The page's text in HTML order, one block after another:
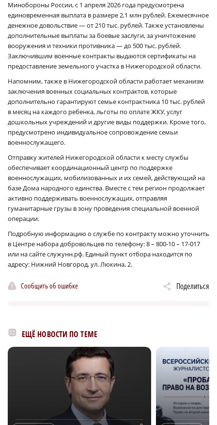
Минобороны России, с 1 апреля 2026 года предусмотрена
единовременная выплата в размере 2,1 млн рублей. Ежемесячное
денежное довольствие — от 210 тыс. рублей. Также установлены
дополнительные выплаты за боевые заслуги, за уничтожение
вооружения и техники противника — до 500 тыс. рублей.
Заключившим военные контракты выдаются сертификаты на
предоставление земельного участка в Нижегородской области.
Напомним, также в Нижегородской области работает механизм
заключения военных социальных контрактов, которые
дополнительно гарантируют семье контрактника 10 тыс. рублей
в месяц на каждого ребенка, льготы по оплате ЖКУ, услуг
дошкольных учреждений и другие виды поддержки. Кроме того,
предусмотрено индивидуальное сопровождение семьи
военнослужащего.
Отправку жителей Нижегородской области к месту службы
обеспечивает координационный центр по поддержке
военнослужащих, мобилизованных и их семей, действующий на
базе Дома народного единства. Вместе с тем регион продолжает
активно поддерживать военнослужащих, отправляя
гуманитарные грузы в зону проведения специальной военной
операции.
Подробную информацию о службе по контракту можно уточнить
в Центре набора добровольцев по телефону: 8 – 800-10 – 17-017
или на сайте служунн.рф. Единый пункт отбора находится по
адресу: Нижний Новгород, ул. Люкина, 2.
Сообщить об ошибке Поделиться
ЕЩЁ НОВОСТИ ПО ТЕМЕ